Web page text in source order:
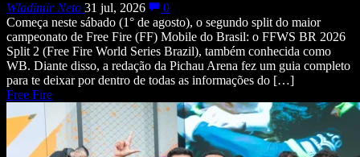
Wladimir Neto 31 jul, 2026
0
Começa neste sábado (1° de agosto), o segundo split do maior
campeonato de Free Fire (FF) Mobile do Brasil: o FFWS BR 2026
Split 2 (Free Fire World Series Brazil), também conhecida como
WB. Diante disso, a redação da Pichau Arena fez um guia completo
para te deixar por dentro de todas as informações do […]
Free Fire